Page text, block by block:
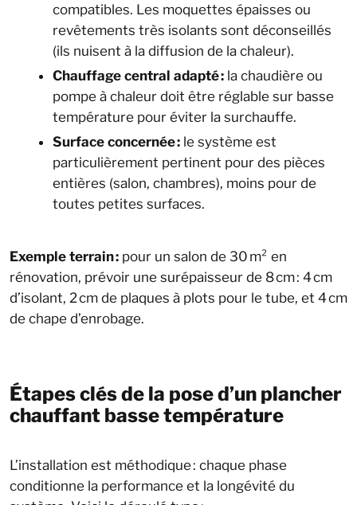
compatibles. Les moquettes épaisses ou
revêtements très isolants sont déconseillés
(ils nuisent à la diffusion de la chaleur).
Chauffage central adapté : la chaudière ou
pompe à chaleur doit être réglable sur basse
température pour éviter la surchauffe.
Surface concernée : le système est
particulièrement pertinent pour des pièces
entières (salon, chambres), moins pour de
toutes petites surfaces.
Exemple terrain : pour un salon de 30 m² en
rénovation, prévoir une surépaisseur de 8 cm : 4 cm
d’isolant, 2 cm de plaques à plots pour le tube, et 4 cm
de chape d’enrobage.
Étapes clés de la pose d’un plancher
chauffant basse température
L’installation est méthodique : chaque phase
conditionne la performance et la longévité du